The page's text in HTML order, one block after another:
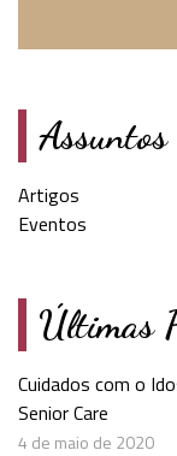
Assuntos
Artigos
Eventos
Últimas
Cuidados com o
Senior Care
4 de maio de 2020